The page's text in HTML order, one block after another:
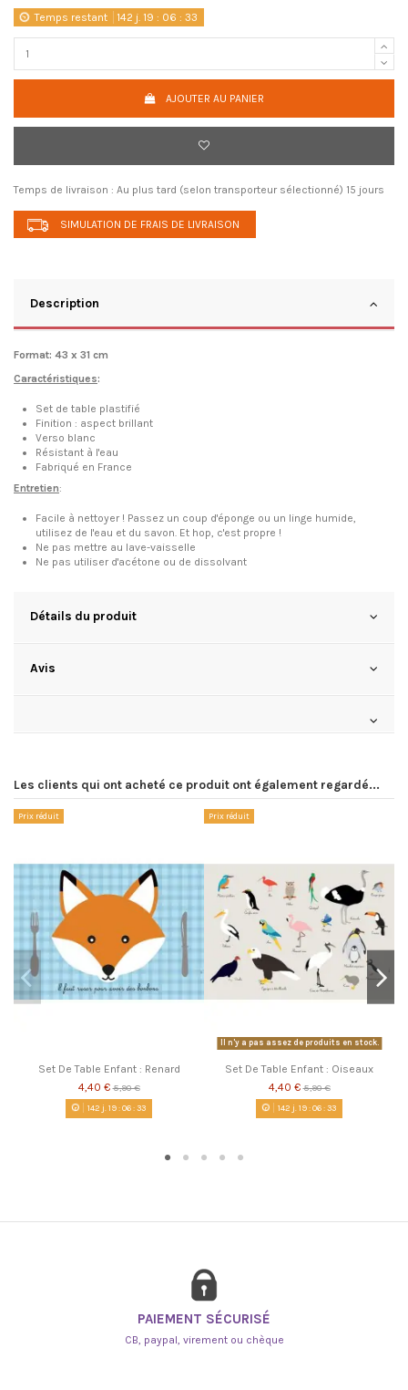
Temps restant 142 j. 19 : 06 :33
AJOUTER AU PANIER
Temps de livraison : Au plus tard (selon transporteur sélectionné) 15 jours
SIMULATION DE FRAIS DE LIVRAISON
Description
Format: 43 x 31 cm
Caractéristiques:
Set de table plastifié
Finition : aspect brillant
Verso blanc
Résistant à l'eau
Fabriqué en France
Entretien:
Facile à nettoyer ! Passez un coup d'éponge ou un linge humide,
utilisez de l'eau et du savon. Et hop, c'est propre !
Ne pas mettre au lave-vaisselle
Ne pas utiliser d'acétone ou de dissolvant
Détails du produit
Avis
Les clients qui ont acheté ce produit ont également regardé...
Prix réduit
Set De Table Enfant : Renard
4,40 € 5,90 €
142 j.19:06:33
Prix réduit
Il n'y a pas assez de produits en stock.
Set De Table Enfant : Oiseaux
4,40 € 5,90 €
142 j.19:06:33
PAIEMENT SÉCURISÉ
CB, paypal, virement ou chèque